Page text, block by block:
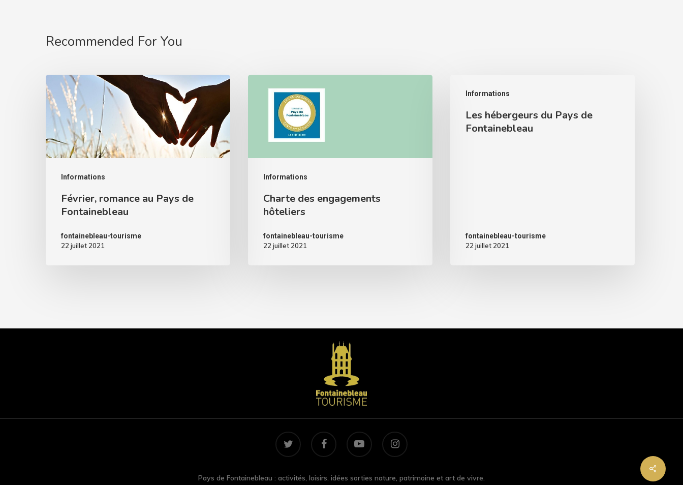
Recommended For You
Informations
Février, romance au Pays de
Fontainebleau
fontainebleau-tourisme
22 juillet 2021
Informations
Charte des engagements
hôteliers
fontainebleau-tourisme
22 juillet 2021
Informations
Les hébergeurs du Pays de
Fontainebleau
fontainebleau-tourisme
22 juillet 2021
twitter facebook youtube instagram
Pays de Fontainebleau : activités, loisirs, idées sorties nature, patrimoine et art de vivre.